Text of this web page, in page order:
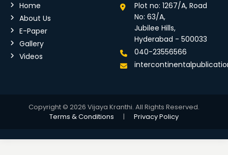
Home
About Us
E-Paper
Gallery
Videos
Plot no: 1267/A, Road
No: 63/A,
Jubilee Hills,
Hyderabad - 500033
040-23556566
Copyright © 2026 Vijaya Kranthi. All Rights Reserved.
Terms & Conditions
| Privacy Policy